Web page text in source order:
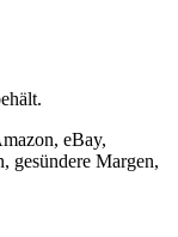
eBay,
gesündere Margen,